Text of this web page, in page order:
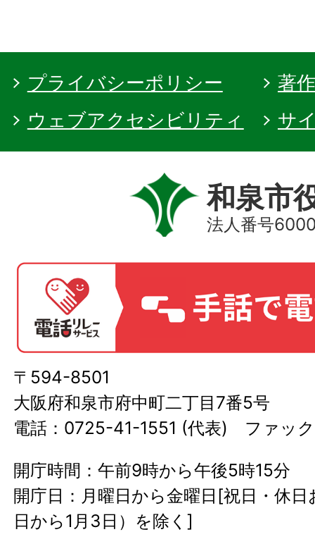
プライバシーポリシー
著
ウェブアクセシビリティ
サ
和泉市
法人番号
〒594-8501
大阪府和泉市府中町二丁目7番5号
電話：0725-41-1551 (代表) ファッ
開庁時間：午前9時から午後5時15分
開庁日：月曜日から金曜日[祝日・休
日から1月3日）を除く]